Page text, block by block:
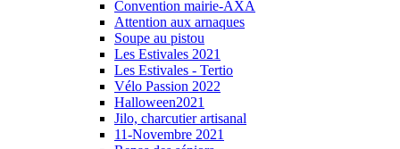
Convention mairie-AXA
Attention aux arnaques
Soupe au pistou
Les Estivales 2021
Les Estivales - Tertio
Vélo Passion 2022
Halloween2021
Jilo, charcutier artisanal
11-Novembre 2021